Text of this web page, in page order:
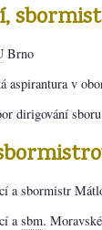
Brno
aspirantura v
dirigování
a sbormistr
a sbm.